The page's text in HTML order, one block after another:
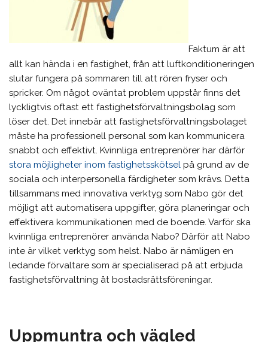
Faktum är att
allt kan hända i en fastighet, från att luftkonditioneringen
slutar fungera på sommaren till att rören fryser och
spricker. Om något oväntat problem uppstår finns det
lyckligtvis oftast ett fastighetsförvaltningsbolag som
löser det. Det innebär att fastighetsförvaltningsbolaget
måste ha professionell personal som kan kommunicera
snabbt och effektivt. Kvinnliga entreprenörer har därför
stora möjligheter inom fastighetsskötsel på grund av de
sociala och interpersonella färdigheter som krävs. Detta
tillsammans med innovativa verktyg som Nabo gör det
möjligt att automatisera uppgifter, göra planeringar och
effektivera kommunikationen med de boende. Varför ska
kvinnliga entreprenörer använda Nabo? Därför att Nabo
inte är vilket verktyg som helst. Nabo är nämligen en
ledande förvaltare som är specialiserad på att erbjuda
fastighetsförvaltning åt bostadsrättsföreningar.
Uppmuntra och vägled